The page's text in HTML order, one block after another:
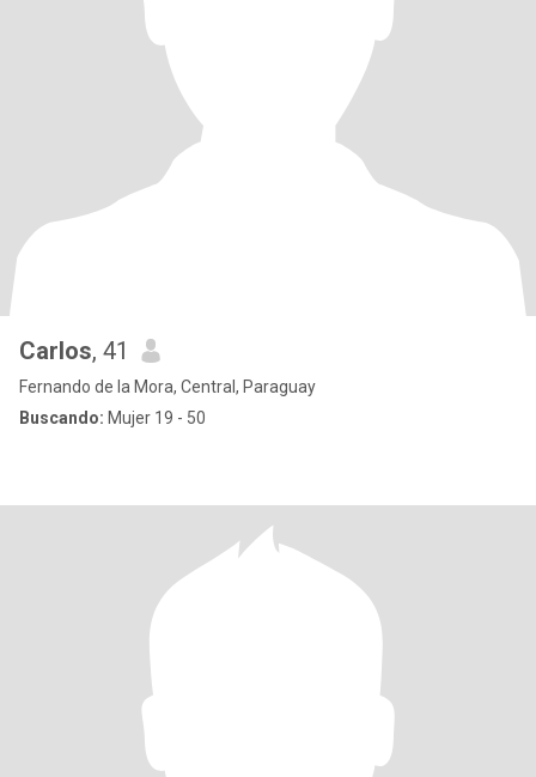
Carlos, 41
Fernando de la Mora, Central, Paraguay
Buscando: Mujer 19 - 50